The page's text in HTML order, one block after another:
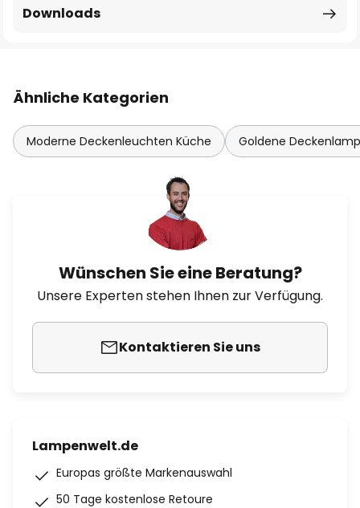
Downloads
Ähnliche Kategorien
Moderne Deckenleuchten Küche Goldene
Wünschen Sie eine Beratung?
Unsere Experten stehen Ihnen zur Verfügung.
Kontaktieren Sie uns
Lampenwelt.de
Europas größte Markenauswahl
50 Tage kostenlose Retoure